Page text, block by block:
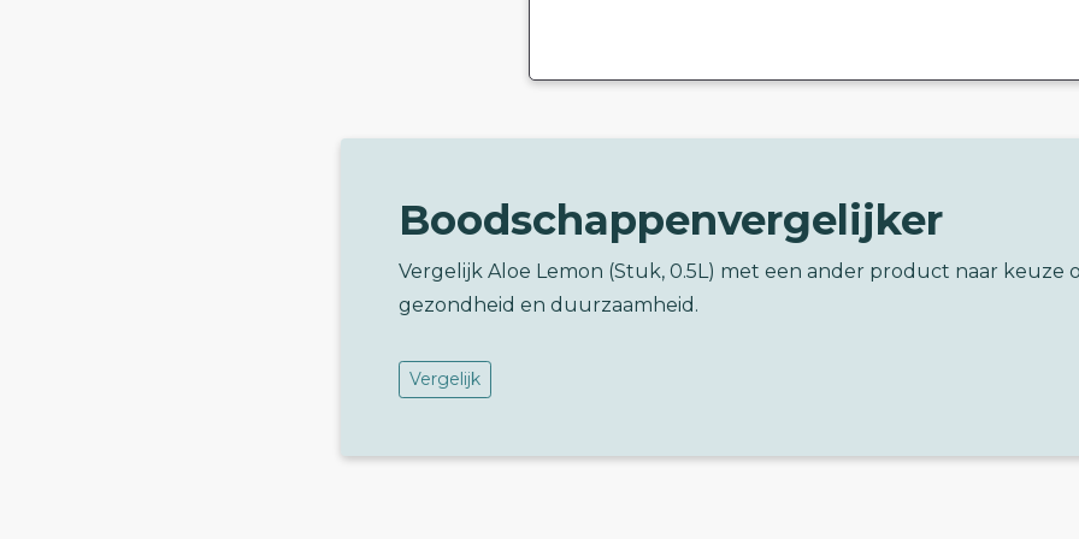
Boodschappenvergelijker
Vergelijk Aloe Lemon (Stuk, 0.5L) met een ander product naar keuze
gezondheid en duurzaamheid.
Vergelijk